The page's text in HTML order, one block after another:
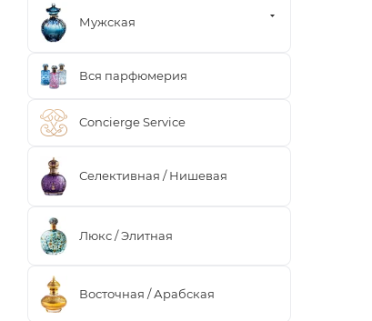
Мужская
Вся парфюмерия
Concierge Service
Селективная / Нишевая
Люкс / Элитная
Восточная / Арабская